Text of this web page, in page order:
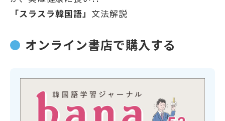
「スラスラ韓国語」 文法解説
オンライン書店で購入する